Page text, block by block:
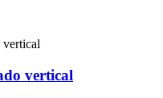
vertical